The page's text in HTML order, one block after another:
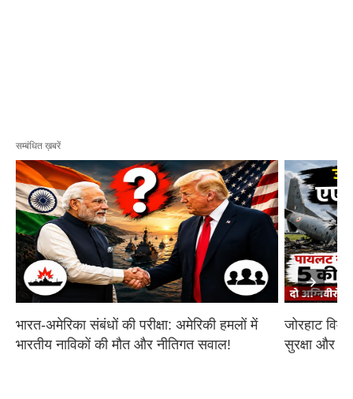
सम्बंधित ख़बरें
भारत-अमेरिका संबंधों की परीक्षा: अमेरिकी हमलों में
भारतीय नाविकों की मौत और नीतिगत सवाल!
जोरहाट
सुरक्षा और